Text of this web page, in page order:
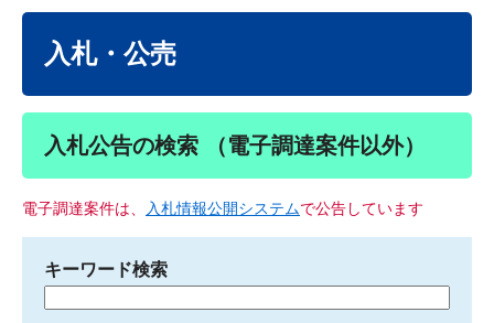
入札・公売
入札公告の検索 （電子調達案件以外）
電子調達案件は、 入札情報公開システムで公告しています
キーワード検索